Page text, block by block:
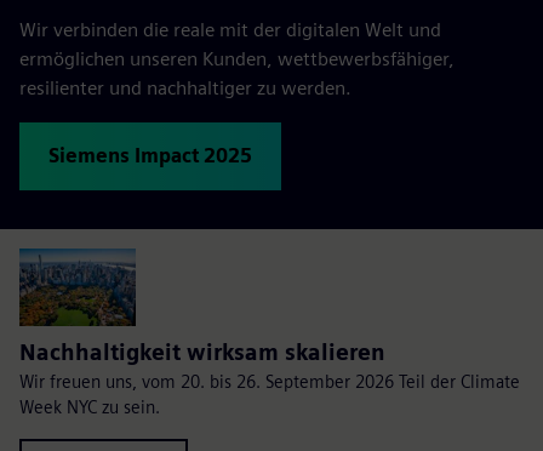
Wir verbinden die reale mit der digitalen Welt und
ermöglichen unseren Kunden, wettbewerbsfähiger,
resilienter und nachhaltiger zu werden.
Siemens Impact 2025
Nachhaltigkeit wirksam skalieren
Wir freuen uns, vom 20. bis 26. September 2026 Teil der Climate
Week NYC zu sein.